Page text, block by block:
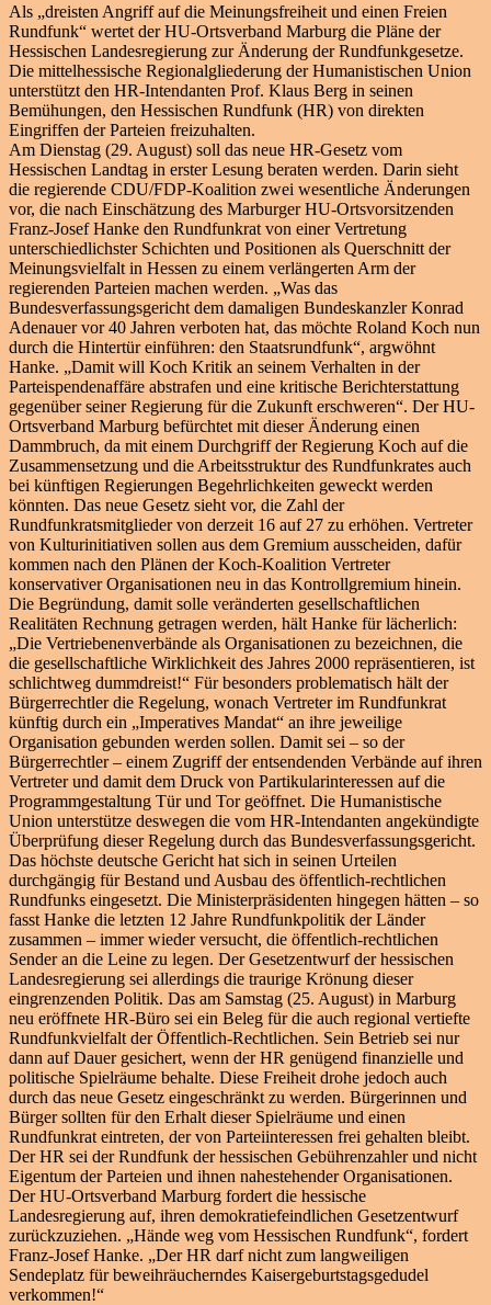
Als „dreisten Angriff auf die Meinungsfreiheit und einen Freien
Rundfunk“ wertet der HU-Ortsverband Marburg die Pläne der
Hessischen Landesregierung zur Änderung der Rundfunkgesetze.
Die mittelhessische Regionalgliederung der Humanistischen Union
unterstützt den HR-Intendanten Prof. Klaus Berg in seinen
Bemühungen, den Hessischen Rundfunk (HR) von direkten
Eingriffen der Parteien freizuhalten.
Am Dienstag (29. August) soll das neue HR-Gesetz vom
Hessischen Landtag in erster Lesung beraten werden. Darin sieht
die regierende CDU/FDP-Koalition zwei wesentliche Änderungen
vor, die nach Einschätzung des Marburger HU-Ortsvorsitzenden
Franz-Josef Hanke den Rundfunkrat von einer Vertretung
unterschiedlichster Schichten und Positionen als Querschnitt der
Meinungsvielfalt in Hessen zu einem verlängerten Arm der
regierenden Parteien machen werden. „Was das
Bundesverfassungsgericht dem damaligen Bundeskanzler Konrad
Adenauer vor 40 Jahren verboten hat, das möchte Roland Koch nun
durch die Hintertür einführen: den Staatsrundfunk“, argwöhnt
Hanke. „Damit will Koch Kritik an seinem Verhalten in der
Parteispendenaffäre abstrafen und eine kritische Berichterstattung
gegenüber seiner Regierung für die Zukunft erschweren“. Der HU-
Ortsverband Marburg befürchtet mit dieser Änderung einen
Dammbruch, da mit einem Durchgriff der Regierung Koch auf die
Zusammensetzung und die Arbeitsstruktur des Rundfunkrates auch
bei künftigen Regierungen Begehrlichkeiten geweckt werden
könnten. Das neue Gesetz sieht vor, die Zahl der
Rundfunkratsmitglieder von derzeit 16 auf 27 zu erhöhen. Vertreter
von Kulturinitiativen sollen aus dem Gremium ausscheiden, dafür
kommen nach den Plänen der Koch-Koalition Vertreter
konservativer Organisationen neu in das Kontrollgremium hinein.
Die Begründung, damit solle veränderten gesellschaftlichen
Realitäten Rechnung getragen werden, hält Hanke für lächerlich:
„Die Vertriebenenverbände als Organisationen zu bezeichnen, die
die gesellschaftliche Wirklichkeit des Jahres 2000 repräsentieren, ist
schlichtweg dummdreist!“ Für besonders problematisch hält der
Bürgerrechtler die Regelung, wonach Vertreter im Rundfunkrat
künftig durch ein „Imperatives Mandat“ an ihre jeweilige
Organisation gebunden werden sollen. Damit sei – so der
Bürgerrechtler – einem Zugriff der entsendenden Verbände auf ihren
Vertreter und damit dem Druck von Partikularinteressen auf die
Programmgestaltung Tür und Tor geöffnet. Die Humanistische
Union unterstütze deswegen die vom HR-Intendanten angekündigte
Überprüfung dieser Regelung durch das Bundesverfassungsgericht.
Das höchste deutsche Gericht hat sich in seinen Urteilen
durchgängig für Bestand und Ausbau des öffentlich-rechtlichen
Rundfunks eingesetzt. Die Ministerpräsidenten hingegen hätten – so
fasst Hanke die letzten 12 Jahre Rundfunkpolitik der Länder
zusammen – immer wieder versucht, die öffentlich-rechtlichen
Sender an die Leine zu legen. Der Gesetzentwurf der hessischen
Landesregierung sei allerdings die traurige Krönung dieser
eingrenzenden Politik. Das am Samstag (25. August) in Marburg
neu eröffnete HR-Büro sei ein Beleg für die auch regional vertiefte
Rundfunkvielfalt der Öffentlich-Rechtlichen. Sein Betrieb sei nur
dann auf Dauer gesichert, wenn der HR genügend finanzielle und
politische Spielräume behalte. Diese Freiheit drohe jedoch auch
durch das neue Gesetz eingeschränkt zu werden. Bürgerinnen und
Bürger sollten für den Erhalt dieser Spielräume und einen
Rundfunkrat eintreten, der von Parteiinteressen frei gehalten bleibt.
Der HR sei der Rundfunk der hessischen Gebührenzahler und nicht
Eigentum der Parteien und ihnen nahestehender Organisationen.
Der HU-Ortsverband Marburg fordert die hessische
Landesregierung auf, ihren demokratiefeindlichen Gesetzentwurf
zurückzuziehen. „Hände weg vom Hessischen Rundfunk“, fordert
Franz-Josef Hanke. „Der HR darf nicht zum langweiligen
Sendeplatz für beweihräucherndes Kaisergeburtstagsgedudel
verkommen!“